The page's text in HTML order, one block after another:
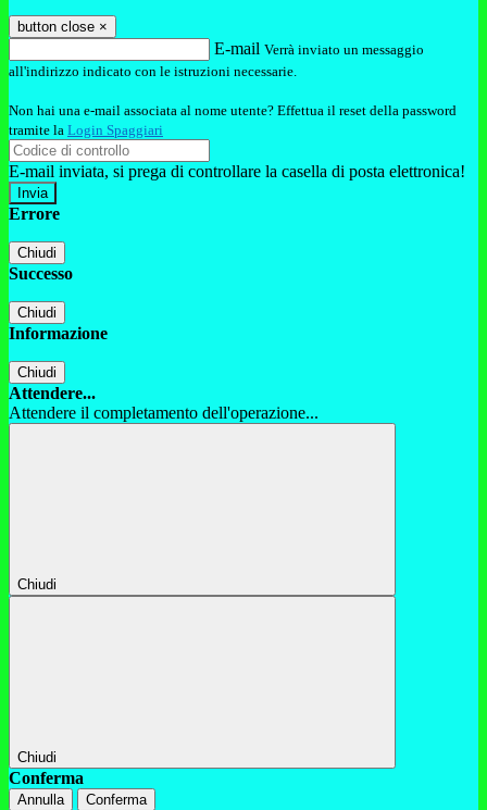
button close ×
E-mail Verrà inviato un messaggio
all'indirizzo indicato con le istruzioni necessarie.
Non hai una e-mail associata al nome utente? Effettua il reset della password
tramite la Login Spaggiari
E-mail inviata, si prega di controllare la casella di posta elettronica!
Errore
Chiudi
Successo
Chiudi
Informazione
Chiudi
Attendere...
Attendere il completamento dell'operazione...
Chiudi
Chiudi
Conferma
Annulla Conferma